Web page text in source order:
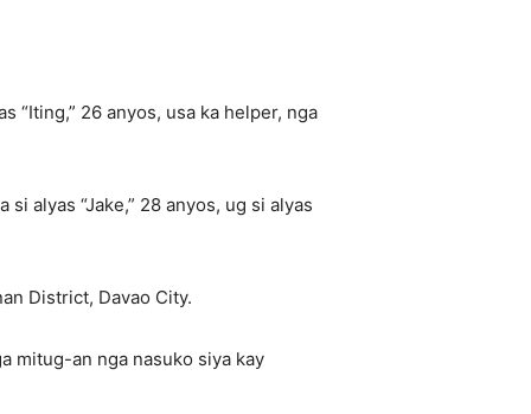
“Iting,” 26 anyos, usa ka helper, nga
alyas “Jake,” 28 anyos, ug si alyas
District, Davao City.
mitug-an nga nasuko siya kay